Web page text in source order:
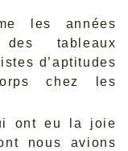
les années
tableaux
d’aptitudes
chez les
ont eu la joie
nous avions